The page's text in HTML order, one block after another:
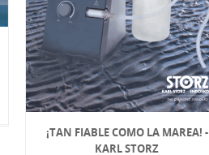
¡TAN FIABLE COMO LA MAREA! -
KARL STORZ